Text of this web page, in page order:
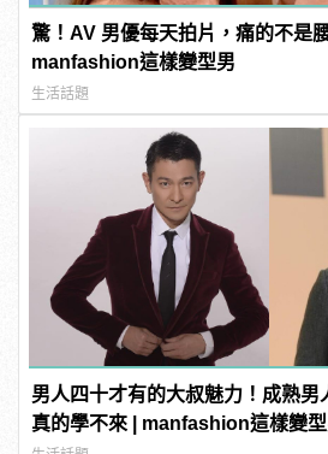
驚！AV 男優每天拍片，痛的不是
manfashion這樣變型男
生活話題
男人四十才有的大叔魅力！成熟男
真的學不來 | manfashion這樣變